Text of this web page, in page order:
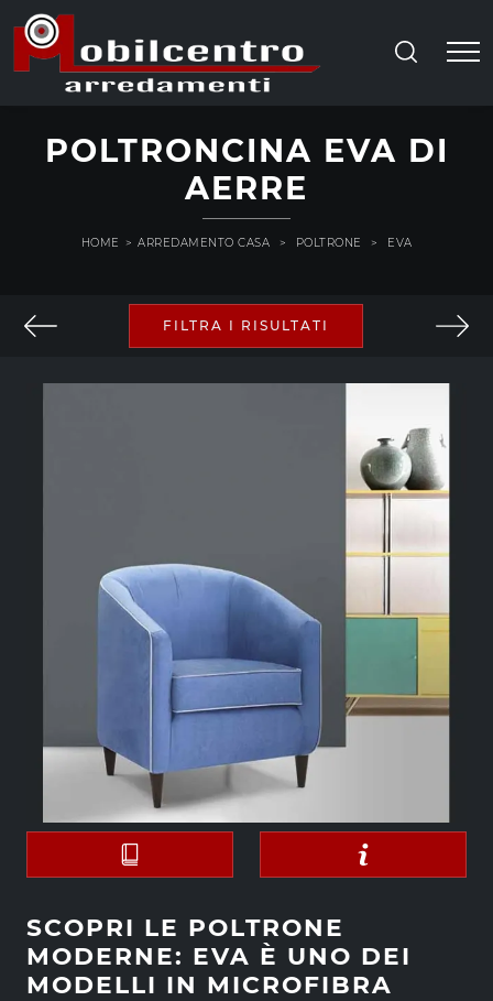
POLTRONCINA EVA DI
AERRE
HOME > ARREDAMENTO CASA > POLTRONE > EVA
FILTRA I RISULTATI
SCOPRI LE POLTRONE
MODERNE: EVA È UNO DEI
MODELLI IN MICROFIBRA